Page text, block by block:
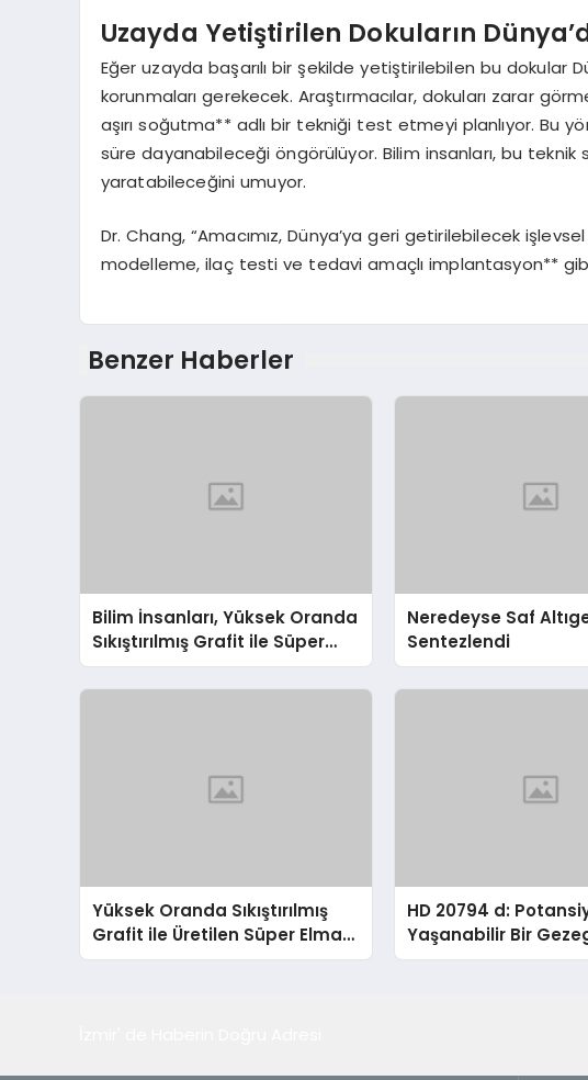
Uzayda Yetiştirilen Dokuların
Eğer uzayda başarılı bir şekilde yetiştirilebilen bu dokular
korunmaları gerekecek. Araştırmacılar, dokuları zarar
aşırı soğutma** adlı bir tekniği test etmeyi planlıyor. Bu
süre dayanabileceği öngörülüyor. Bilim insanları, bu
yaratabileceğini umuyor.
Dr. Chang, “Amacımız, Dünya’ya geri getirilebilecek
modelleme, ilaç testi ve tedavi amaçlı implantasyon**
Benzer Haberler
Bilim İnsanları, Yüksek Oranda
Sıkıştırılmış Grafit ile Süper
Elmas Üretmeyi Başardı
Neredeyse Saf
Sentezlendi
Yüksek Oranda Sıkıştırılmış
Grafit ile Üretilen Süper Elmas
Yapısı
HD 20794 d:
Yaşanabilir Bir